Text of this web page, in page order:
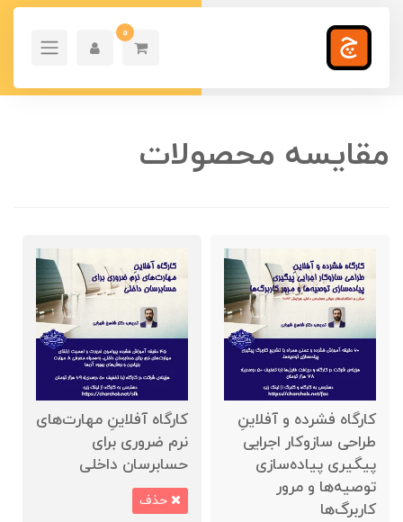
0
مقایسه محصولات
کارگاه فشرده‌ و آفلاینِ
طراحی سازوکار اجرایی
پیگیری پیاده‌سازی
توصیه‌ها و مرور
کاربرگ‌ها
کارگاه آفلاینِ مهارت‌های
نرم ضروری برای
حسابرسان داخلی
حذف